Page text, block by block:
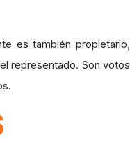
es también propietario,
representado. Son votos